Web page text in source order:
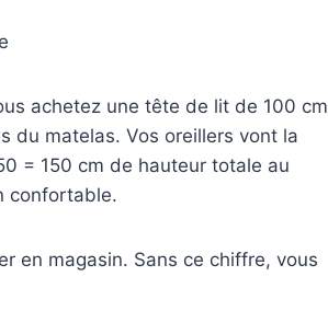
achetez une tête de lit de 100 cm
du matelas. Vos oreillers vont la
= 150 cm de hauteur totale au
confortable.
en magasin. Sans ce chiffre, vous